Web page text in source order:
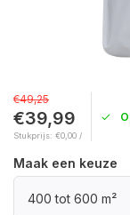
€49,25
€39,99
Stukprijs: €0,00 /
Maak een keuze
400 tot 600 m²